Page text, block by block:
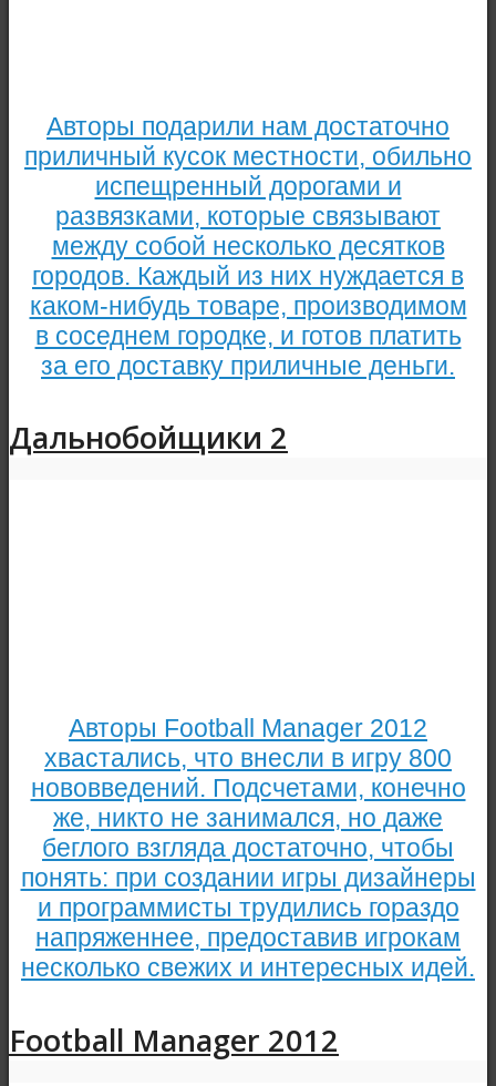
Авторы подарили нам достаточно
приличный кусок местности, обильно
испещренный дорогами и
развязками, которые связывают
между собой несколько десятков
городов. Каждый из них нуждается в
каком-нибудь товаре, производимом
в соседнем городке, и готов платить
за его доставку приличные деньги.
Дальнобойщики 2
Авторы Football Manager 2012
хвастались, что внесли в игру 800
нововведений. Подсчетами, конечно
же, никто не занимался, но даже
беглого взгляда достаточно, чтобы
понять: при создании игры дизайнеры
и программисты трудились гораздо
напряженнее, предоставив игрокам
несколько свежих и интересных идей.
Football Manager 2012